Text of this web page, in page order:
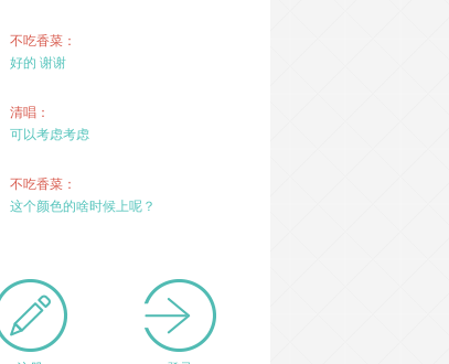
不吃香菜：
好的 谢谢
清唱：
可以考虑考虑
不吃香菜：
这个颜色的啥时候上呢？